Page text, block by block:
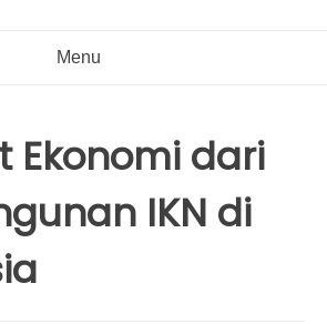
Menu
Ekonomi dari
IKN di